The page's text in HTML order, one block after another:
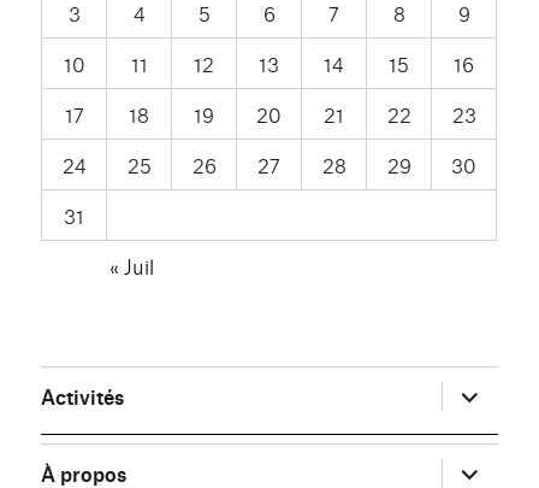
3
4 5 6 7 8
9
10
11 12 13 14 15
16
17
18 19 20 21 22
23
24
25 26 27 28 29
30
31
« Juil
Activités ouvrir
le
sous-
menu
À propos
ouvrir